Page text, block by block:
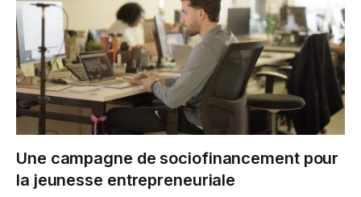
Une campagne de sociofinancement pour
la jeunesse entrepreneuriale